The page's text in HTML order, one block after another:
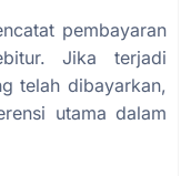
pembayaran
Jika terjadi
telah dibayarkan,
utama dalam